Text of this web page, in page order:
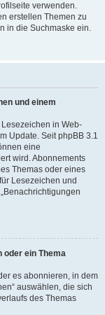
verwenden.
erstellen Themen zu
in die Suchmaske ein.
und einem
in Web-
Update. Seit phpBB 3.1
eine
wird. Abonnements
Themas oder eines
Lesezeichen und
oder ein Thema
es abonnieren, in dem
auswählen, die sich
des Themas